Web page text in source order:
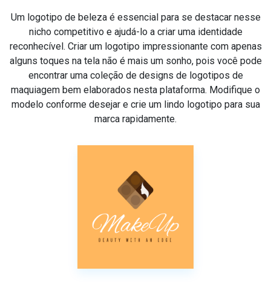
Um logotipo de beleza é essencial para se destacar nesse
nicho competitivo e ajudá-lo a criar uma identidade
reconhecível. Criar um logotipo impressionante com apenas
alguns toques na tela não é mais um sonho, pois você pode
encontrar uma coleção de designs de logotipos de
maquiagem bem elaborados nesta plataforma. Modifique o
modelo conforme desejar e crie um lindo logotipo para sua
marca rapidamente.